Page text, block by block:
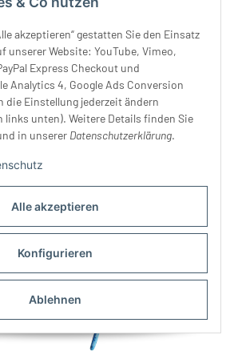
Alle akzeptieren
Konfigurieren
Ablehnen
akzeptieren“ gestatten Sie den Einsatz
unserer Website: YouTube, Vimeo,
Express Checkout und
Analytics 4, Google Ads Conversion
die Einstellung jederzeit ändern
unten). Weitere Details finden Sie
in unserer Datenschutzerklärung.
100
Geprägter Metallknopf
SCHMIED, Union Knopf
ab1,50 €*